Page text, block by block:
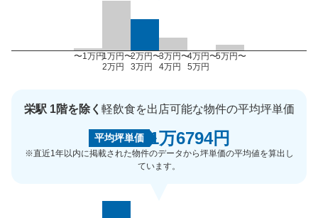
〜1万円1万円〜
2万円
2万円〜
3万円
3万円〜
4万円
4万円〜
5万円
5万円〜
栄駅 1階を除く 軽飲食を出店可能な物件の平均坪単価
平均坪単価 1万6794円
※直近1年以内に掲載された物件のデータから坪単価の平均値を算出し
ています。